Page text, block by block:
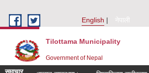
English
नेपाली
Tilottama Municipality
Government of Nepal